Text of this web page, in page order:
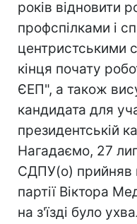
років відновити
профспілками і
центристськими
кінця почату
ЄЕП", а також
кандидата для
президентській
Нагадаємо, 27
СДПУ(о) прийняв
партії Віктора
на з'їзді було